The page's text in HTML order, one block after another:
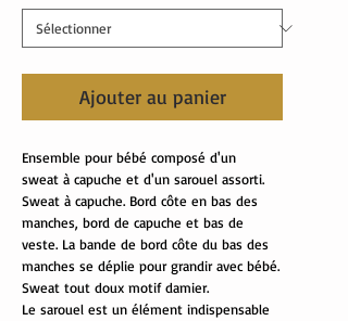
Ajouter au panier
Ensemble pour bébé composé d'un
sweat à capuche et d'un sarouel assorti.
Sweat à capuche. Bord côte en bas des
manches, bord de capuche et bas de
veste. La bande de bord côte du bas des
manches se déplie pour grandir avec bébé.
Sweat tout doux motif damier.
Le sarouel est un élément indispensable